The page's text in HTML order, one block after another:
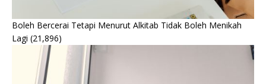
Boleh Bercerai Tetapi Menurut Alkitab Tidak Boleh Menikah
Lagi (21,896)